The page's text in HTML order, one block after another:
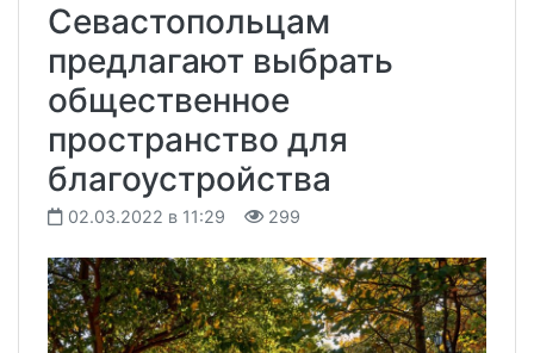
Севастопольцам
предлагают выбрать
общественное
пространство для
благоустройства
02.03.2022 в 11:29 299